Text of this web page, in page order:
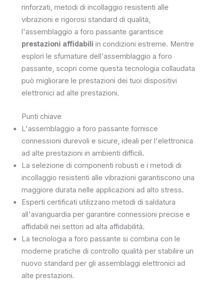
rinforzati, metodi di incollaggio resistenti alle
vibrazioni e rigorosi standard di qualità,
l'assemblaggio a foro passante garantisce
prestazioni affidabili in condizioni estreme. Mentre
esplori le sfumature dell'assemblaggio a foro
passante, scopri come questa tecnologia collaudata
può migliorare le prestazioni dei tuoi dispositivi
elettronici ad alte prestazioni.
Punti chiave
L'assemblaggio a foro passante fornisce
connessioni durevoli e sicure, ideali per l'elettronica
ad alte prestazioni in ambienti difficili.
La selezione di componenti robusti e i metodi di
incollaggio resistenti alle vibrazioni garantiscono una
maggiore durata nelle applicazioni ad alto stress.
Esperti certificati utilizzano metodi di saldatura
all'avanguardia per garantire connessioni precise e
affidabili nei settori ad alta affidabilità.
La tecnologia a foro passante si combina con le
moderne pratiche di controllo qualità per stabilire un
nuovo standard per gli assemblaggi elettronici ad
alte prestazioni.